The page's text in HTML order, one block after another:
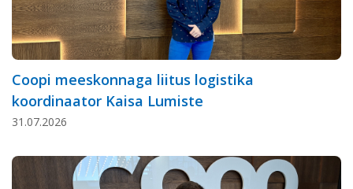
Coopi meeskonnaga liitus logistika
koordinaator Kaisa Lumiste
31.07.2026